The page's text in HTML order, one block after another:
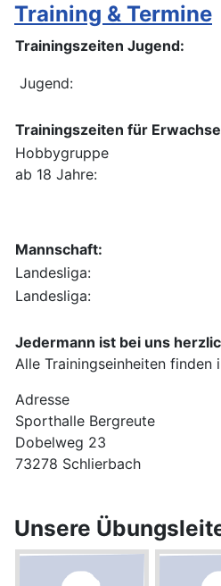
Training & Termine
Trainingszeiten Jugend:
Jugend:
Trainingszeiten für
Hobbygruppe
ab 18 Jahre:
Mannschaft:
Landesliga:
Landesliga:
Jedermann ist bei uns
Alle Trainingseinheiten
Adresse
Sporthalle Bergreute
Dobelweg 23
73278 Schlierbach
Unsere